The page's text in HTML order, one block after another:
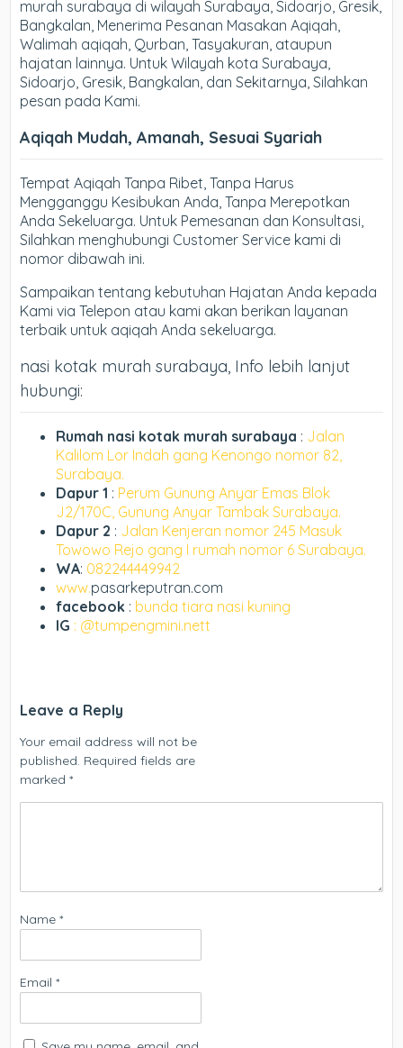
murah surabaya di wilayah Surabaya, Sidoarjo, Gresik,
Bangkalan, Menerima Pesanan Masakan Aqiqah,
Walimah aqiqah, Qurban, Tasyakuran, ataupun
hajatan lainnya. Untuk Wilayah kota Surabaya,
Sidoarjo, Gresik, Bangkalan, dan Sekitarnya, Silahkan
pesan pada Kami.
Aqiqah Mudah, Amanah, Sesuai Syariah
Tempat Aqiqah Tanpa Ribet, Tanpa Harus
Mengganggu Kesibukan Anda, Tanpa Merepotkan
Anda Sekeluarga. Untuk Pemesanan dan Konsultasi,
Silahkan menghubungi Customer Service kami di
nomor dibawah ini.
Sampaikan tentang kebutuhan Hajatan Anda kepada
Kami via Telepon atau kami akan berikan layanan
terbaik untuk aqiqah Anda sekeluarga.
nasi kotak murah surabaya, Info lebih lanjut
hubungi:
Rumah nasi kotak murah surabaya : Jalan
Kalilom Lor Indah gang Kenongo nomor 82,
Surabaya.
Dapur 1 : Perum Gunung Anyar Emas Blok
J2/170C, Gunung Anyar Tambak Surabaya.
Dapur 2 : Jalan Kenjeran nomor 245 Masuk
Towowo Rejo gang I rumah nomor 6 Surabaya.
WA: 082244449942
www.pasarkeputran.com
facebook : bunda tiara nasi kuning
IG : @tumpengmini.nett
Leave a Reply
Your email address will not be
published. Required fields are
marked*
Name*
Email*